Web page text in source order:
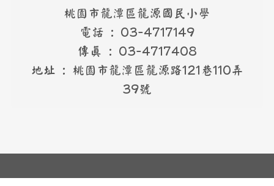
桃園市龍潭區龍源國民小學
電話 : 03-4717149
傳真 : 03-4717408
地址 : 桃園市龍潭區龍源路121巷110弄
39號